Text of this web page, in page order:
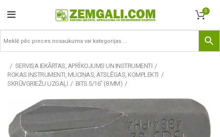
0
SERVISA IEKĀRTAS, APRĪKOJUMS UN INSTRUMENTI
ROKAS INSTRUMENTI, MUCIŅAS, ATSLĒGAS, KOMPLEKTI
SKRŪVGRIEŽU UZGAĻI
BITS 5/16" (8 MM)